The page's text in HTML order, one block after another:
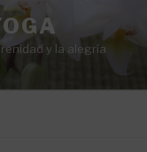
y la alegría